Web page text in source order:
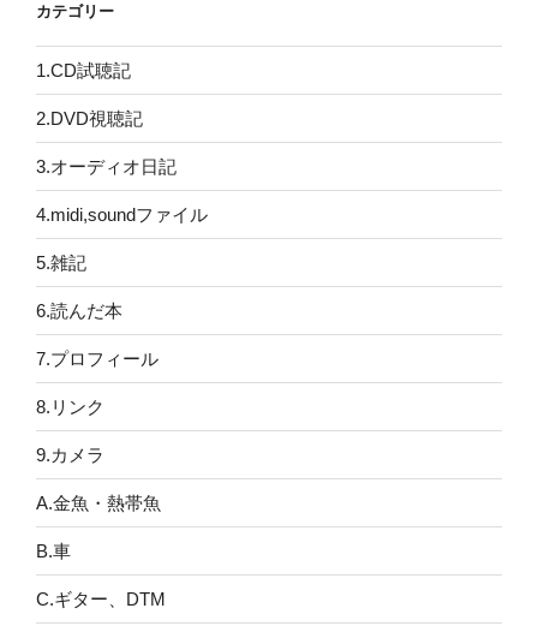
カテゴリー
1.CD試聴記
2.DVD視聴記
3.オーディオ日記
4.midi,soundファイル
5.雑記
6.読んだ本
7.プロフィール
8.リンク
9.カメラ
A.金魚・熱帯魚
B.車
C.ギター、DTM